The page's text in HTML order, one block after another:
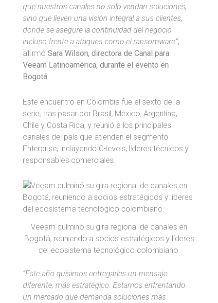
que nuestros canales no solo vendan soluciones,
sino que lleven una visión integral a sus clientes,
donde se asegure la continuidad del negocio
incluso frente a ataques como el ransomware”,
afirmóSara Wilson, directora de Canal para
Veeam Latinoamérica, durante el evento en
Bogotá.
Este encuentro en Colombia fue el sexto de la
serie, tras pasar por Brasil, México, Argentina,
Chile y Costa Rica, y reunió a los principales
canales del país que atienden el segmento
Enterprise, incluyendo C-levels, líderes técnicos y
responsables comerciales.
Veeam culminó su gira regional de canales en
Bogotá, reuniendo a socios estratégicos y líderes
del ecosistema tecnológico colombiano.
“Este año quisimos entregarles un mensaje
diferente, más estratégico. Estamos enfrentando
un mercado que demanda soluciones más